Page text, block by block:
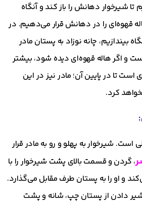
شیرخوار دهانش را باز کند و آنگاه
قهوه‌ای را در دهانش قرار می‌دهیم. در
بیندازیم، چانه نوزاد به پستان مادر
و اگر هاله قهوه‌ای دیده شود، بیشتر
است تا در پایین آن؛ مادر نیز در این
کرد.
شیرخوار به پهلو و رو به مادر قرار
، گردن و قسمت بالای پشت شیرخوار را با
و او را به پستان طرف مقابل می‌گذارد.
دادن از پستان چپ، شانه و پشت